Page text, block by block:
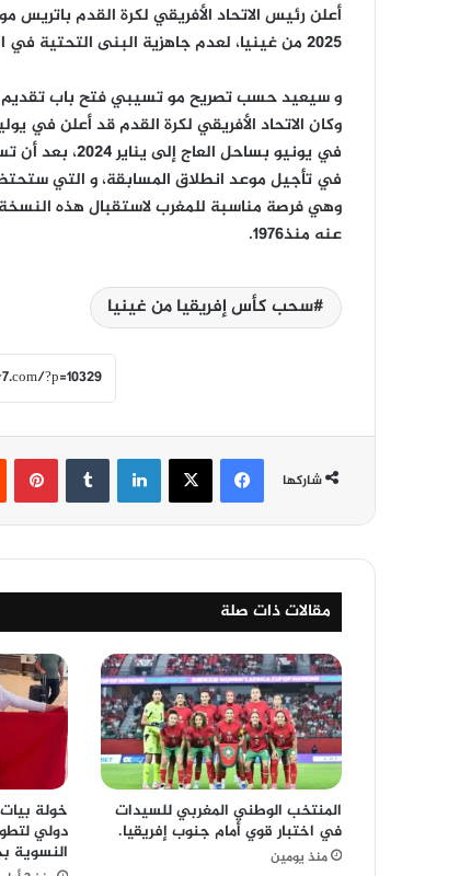
أعلن رئيس الاتحاد الأفريقي لكرة القدم
2025 من غينيا، لعدم جاهزية البنى التحتية في البلاد.
و سيعيد حسب تصريح مو تسيبي فتح باب تقديم
في يونيو
في تأجيل موعد انطلاق المسابقة، و التي
وهي فرصة مناسبة للمغرب لاستقبال هذه النسخة
عنه منذ1976.
سحب كأس إفريقيا من غينيا
شاركها
فيسبوك ‫X لينكدإن بينتيريست
مقالات ذات صلة
المنتخب الوطني المغربي للسيدات
في اختبار قوي أمام جنوب إفريقيا.
منذ يومين
خولة
دولي
النسوية